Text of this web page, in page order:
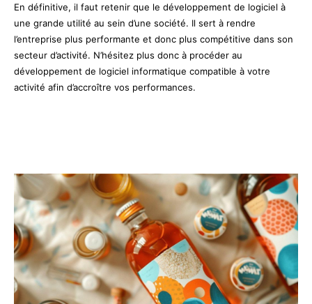
En définitive, il faut retenir que le développement de logiciel à
une grande utilité au sein d’une société. Il sert à rendre
l’entreprise plus performante et donc plus compétitive dans son
secteur d’activité. N’hésitez plus donc à procéder au
développement de logiciel informatique compatible à votre
activité afin d’accroître vos performances.